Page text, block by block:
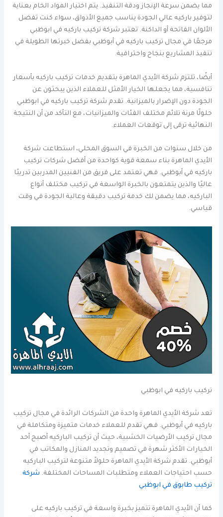
مما يضمن سرعة الإنجاز ودقة التنفيذ. يتم اختيار المواد الخام بعناية
لتوفير باركيه عالي الجودة يناسب جميع الأذواق، سواء كنت تفضل
الألوان الفاتحة أو الداكنة. تعتبر شركة تركيب باركيه في ابوظبي
مرجعًا في مجال تركيب باركيه في أبوظبي بفضل خبرتها الطويلة في
تنفيذ المشاريع بنجاح واحترافية.
أيضًا، تلتزم شركة الأيدي الماهرة بتقديم خدمات تركيب باركيه بأسعار
تنافسية، مما يجعلها الخيار الأمثل للعملاء الذين يبحثون عن
الجودة دون الإضرار بالميزانية. تقدم شركة تركيب باركيه في ابوظبي
حلولًا مرنة تلائم مختلف الفئات والميزانيات، مع التأكد من أن النتيجة
النهائية ترقى إلى توقعات العملاء.
من خلال سنوات من الخبرة في السوق المحلي، استطاعت شركة
الأيدي الماهرة بناء سمعة قوية كواحدة من أفضل شركات تركيب
باركيه في أبوظبي. فهي تعتمد على فريق من الفنيين المدربين تدريبًا
عاليًا والذين يتمتعون بالخبرة الواسعة في تركيب مختلف أنواع
الباركيه، مما يضمن لك خدمة تركيب دقيقة وعالية الجودة في وقت
قياسي.
تركيب باركيه في ابوظبي
تعد شركة الأيدي الماهرة واحدة من الشركات الرائدة في مجال تركيب
باركيه في أبوظبي. فهي تقدم للعملاء خدمات متميزة ومتكاملة في
مجال تركيب الأرضيات الخشبية، حيث أن تركيب الباركيه أصبح أحد
الخيارات الأكثر شهرة في تصميم وتجديد المنازل والمكاتب في
أبوظبي. تقدم شركة الأيدي الماهرة حلولاً متنوعة لتركيب الباركيه
حسب احتياجات العملاء ومتطلبات المساحات المختلفة. شركة
تركيب طابوق في ابوظبي
كما أن الأيدي الماهرة تتميز بخبرة واسعة في تركيب باركيه على